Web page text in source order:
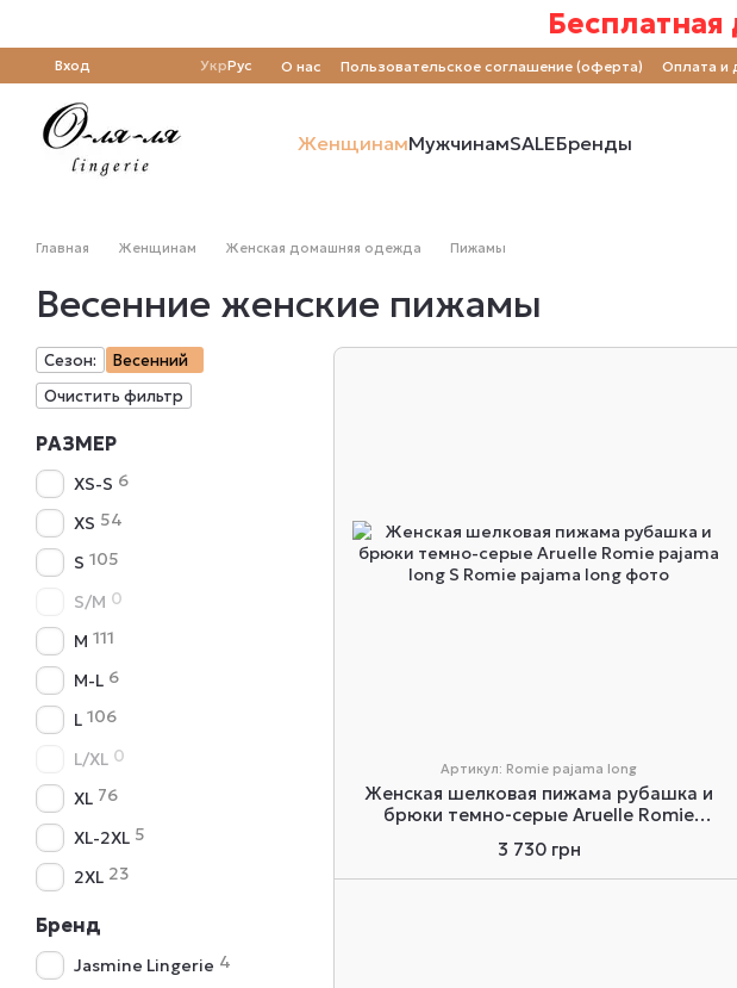
Бесплатная
Вход УкрРус О нас Пользовательское соглашение (оферта) Оплата и
Отзывы о магазине
ЖенщинамМужчинамSALEБренды
Главная Женщинам Женская домашняя одежда Пижамы
Весенние женские пижамы
Артикул: Romie pajama long
Женская шелковая пижама рубашка и
брюки темно-серые Aruelle Romie
3 730 грн
Сезон:
Весенний
Очистить фильтр
РАЗМЕР
XS-S 6
XS 54
S 105
S/M 0
M 111
M-L 6
L 106
L/XL 0
XL 76
XL-2XL 5
2XL 23
Бренд
Jasmine Lingerie 4